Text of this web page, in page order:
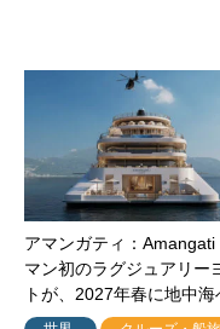
アマンガティ：Amangati
マン初のラグジュアリー
トが、2027年春に地中海